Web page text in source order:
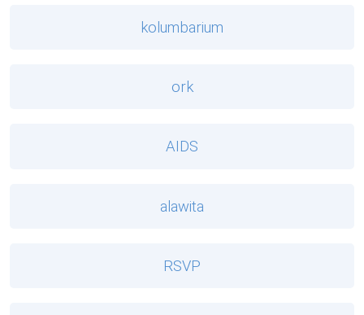
kolumbarium
ork
AIDS
alawita
RSVP